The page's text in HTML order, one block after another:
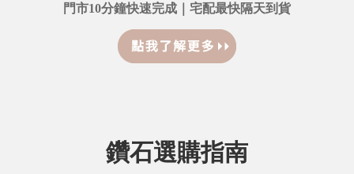
門市10分鐘快速完成｜宅配最快隔天到貨
鑽石選購指南